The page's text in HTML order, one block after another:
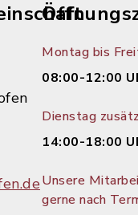
Montag bis
08:00-12:00
Dienstag
14:00-18:00
Unsere
gerne nach